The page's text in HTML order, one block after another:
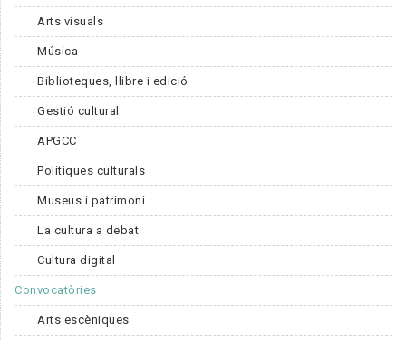
Arts visuals
Música
Biblioteques, llibre i edició
Gestió cultural
APGCC
Polítiques culturals
Museus i patrimoni
La cultura a debat
Cultura digital
Convocatòries
Arts escèniques